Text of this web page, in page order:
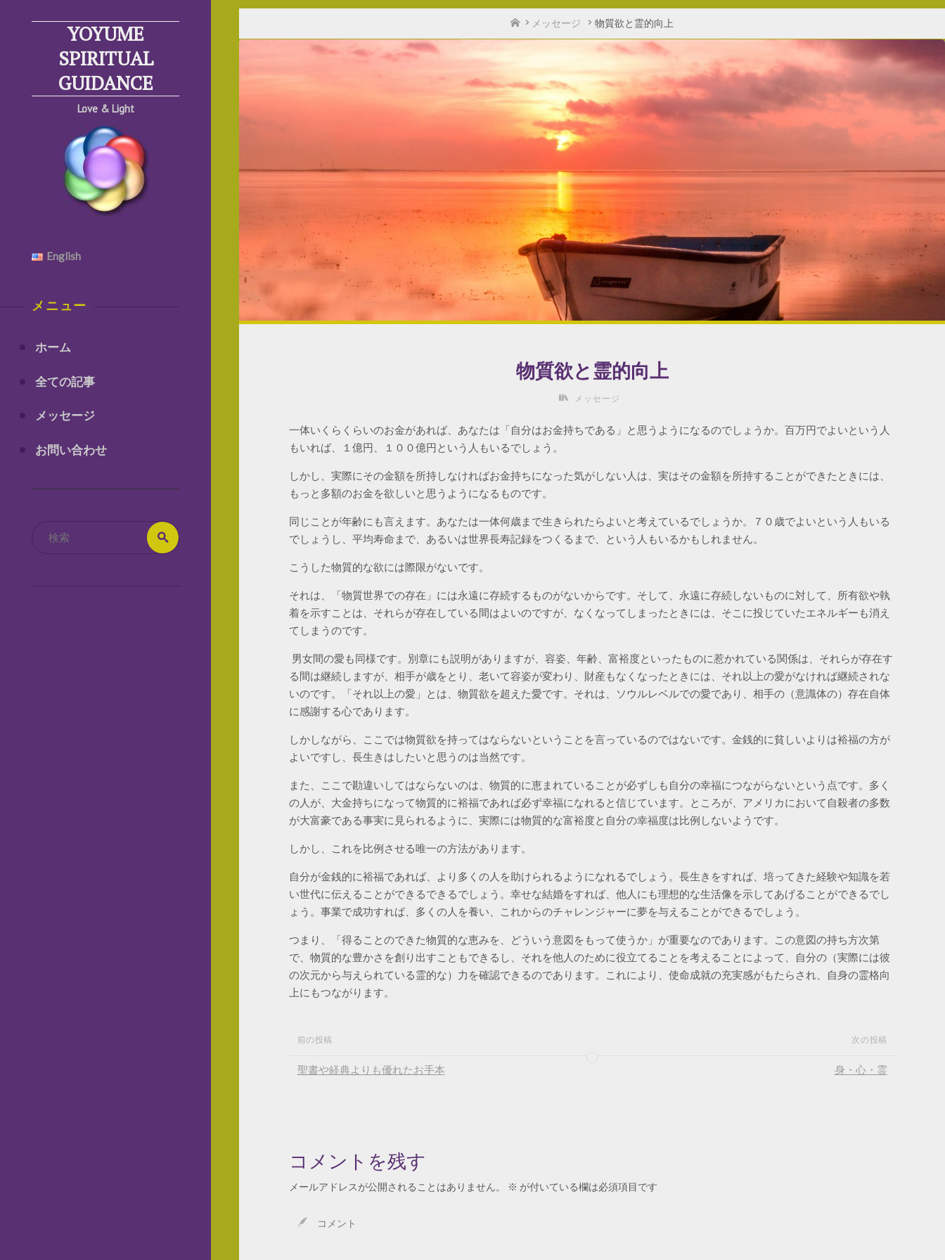
YOYUME
SPIRITUAL
GUIDANCE
Love & Light
English
メニュー
ホーム
全ての記事
メッセージ
お問い合わせ
検
索
ホ
ー
メッセージ 物質欲と霊的向上
物質欲と霊的向上
メッセージ
一体いくらくらいのお金があれば、あなたは「自分はお金持ちである」と思うようになるのでしょうか。百万円でよいという人
もいれば、１億円、１００億円という人もいるでしょう。
しかし、実際にその金額を所持しなければお金持ちになった気がしない人は、実はその金額を所持することができたときには、
もっと多額のお金を欲しいと思うようになるものです。
同じことが年齢にも言えます。あなたは一体何歳まで生きられたらよいと考えているでしょうか。７０歳でよいという人もいる
でしょうし、平均寿命まで、あるいは世界長寿記録をつくるまで、という人もいるかもしれません。
こうした物質的な欲には際限がないです。
それは、「物質世界での存在」には永遠に存続するものがないからです。そして、永遠に存続しないものに対して、所有欲や執
着を示すことは、それらが存在している間はよいのですが、なくなってしまったときには、そこに投じていたエネルギーも消え
てしまうのです。
男女間の愛も同様です。別章にも説明がありますが、容姿、年齢、富裕度といったものに惹かれている関係は、それらが存在す
る間は継続しますが、相手が歳をとり、老いて容姿が変わり、財産もなくなったときには、それ以上の愛がなければ継続されな
いのです。「それ以上の愛」とは、物質欲を超えた愛です。それは、ソウルレベルでの愛であり、相手の（意識体の）存在自体
に感謝する心であります。
しかしながら、ここでは物質欲を持ってはならないということを言っているのではないです。金銭的に貧しいよりは裕福の方が
よいですし、長生きはしたいと思うのは当然です。
また、ここで勘違いしてはならないのは、物質的に恵まれていることが必ずしも自分の幸福につながらないという点です。多く
の人が、大金持ちになって物質的に裕福であれば必ず幸福になれると信じています。ところが、アメリカにおいて自殺者の多数
が大富豪である事実に見られるように、実際には物質的な富裕度と自分の幸福度は比例しないようです。
しかし、これを比例させる唯一の方法があります。
自分が金銭的に裕福であれば、より多くの人を助けられるようになれるでしょう。長生きをすれば、培ってきた経験や知識を若
い世代に伝えることができるできるでしょう。幸せな結婚をすれば、他人にも理想的な生活像を示してあげることができるでし
ょう。事業で成功すれば、多くの人を養い、これからのチャレンジャーに夢を与えることができるでしょう。
つまり、「得ることのできた物質的な恵みを、どういう意図をもって使うか」が重要なのであります。この意図の持ち方次第
で、物質的な豊かさを創り出すこともできるし、それを他人のために役立てることを考えることによって、自分の（実際には彼
の次元から与えられている霊的な）力を確認できるのであります。これにより、使命成就の充実感がもたらされ、自身の霊格向
上にもつながります。
前の投稿
聖書や経典よりも優れたお手本
次の投稿
身・心・霊
コメントを残す
メールアドレスが公開されることはありません。 ※ が付いている欄は必須項目です